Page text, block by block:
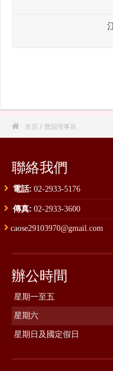
 首頁 / 歷屆理事長
聯絡我們
電話: 02-2933-5176
傳真: 02-2933-3600
caose29103970@gmail.com
辦公時間
星期一至五
星期六
星期日及國定假日